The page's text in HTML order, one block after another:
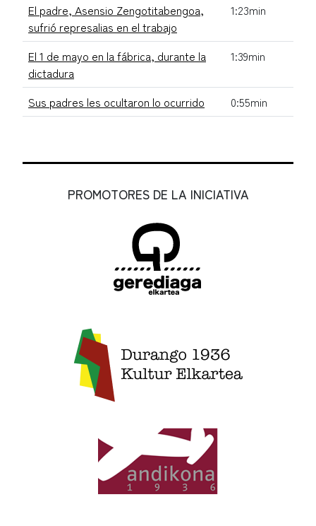
El padre, Asensio Zengotitabengoa,
sufrió represalias en el trabajo
1:23min
El 1 de mayo en la fábrica, durante la
dictadura
1:39min
Sus padres les ocultaron lo ocurrido 0:55min
PROMOTORES DE LA INICIATIVA